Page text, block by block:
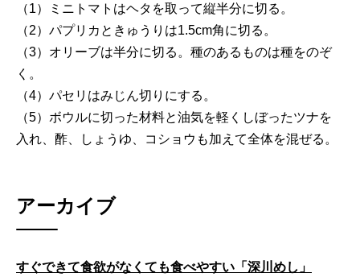
（1）ミニトマトはヘタを取って縦半分に切る。
（2）パプリカときゅうりは1.5cm角に切る。
（3）オリーブは半分に切る。種のあるものは種をのぞ
く。
（4）パセリはみじん切りにする。
（5）ボウルに切った材料と油気を軽くしぼったツナを
入れ、酢、しょうゆ、コショウも加えて全体を混ぜる。
アーカイブ
すぐできて食欲がなくても食べやすい「深川めし」